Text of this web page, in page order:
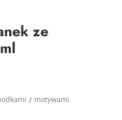
ze
z motywami